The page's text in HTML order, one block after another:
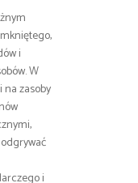
i
W
na zasoby
i